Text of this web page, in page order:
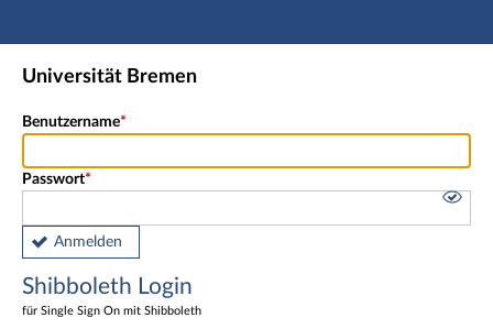
Hauptnavigation
Shibboleth Login
Universität Bremen
Benutzername
Passwort
Anmelden
Shibboleth Login
für Single Sign On mit Shibboleth